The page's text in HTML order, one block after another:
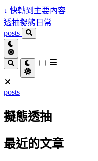
↓ 快轉到主要內容
透抽擬態日常
posts
posts
擬態透抽
最近的文章